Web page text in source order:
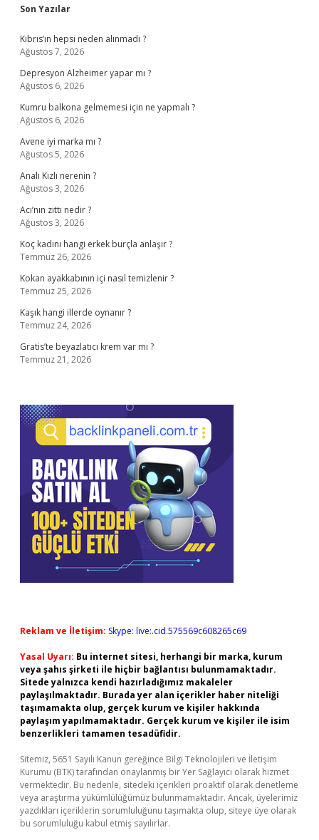
Sidebar
Son Yazılar
Kıbrıs’ın hepsi neden alınmadı ?
Ağustos 7, 2026
Depresyon Alzheimer yapar mı ?
Ağustos 6, 2026
Kumru balkona gelmemesi için ne yapmalı ?
Ağustos 6, 2026
Avene iyi marka mı ?
Ağustos 5, 2026
Analı Kızlı nerenin ?
Ağustos 3, 2026
Acı’nın zıttı nedir ?
Ağustos 3, 2026
Koç kadını hangi erkek burçla anlaşır ?
Temmuz 26, 2026
Kokan ayakkabının içi nasıl temizlenir ?
Temmuz 25, 2026
Kaşık hangi illerde oynanır ?
Temmuz 24, 2026
Gratis’te beyazlatıcı krem var mı ?
Temmuz 21, 2026
Reklam ve İletişim: Skype: live:.cid.575569c608265c69
Yasal Uyarı: Bu internet sitesi, herhangi bir marka, kurum
veya şahıs şirketi ile hiçbir bağlantısı bulunmamaktadır.
Sitede yalnızca kendi hazırladığımız makaleler
paylaşılmaktadır. Burada yer alan içerikler haber niteliği
taşımamakta olup, gerçek kurum ve kişiler hakkında
paylaşım yapılmamaktadır. Gerçek kurum ve kişiler ile isim
benzerlikleri tamamen tesadüfidir.
Sitemiz, 5651 Sayılı Kanun gereğince Bilgi Teknolojileri ve İletişim
Kurumu (BTK) tarafından onaylanmış bir Yer Sağlayıcı olarak hizmet
vermektedir. Bu nedenle, sitedeki içerikleri proaktif olarak denetleme
veya araştırma yükümlülüğümüz bulunmamaktadır. Ancak, üyelerimiz
yazdıkları içeriklerin sorumluluğunu taşımakta olup, siteye üye olarak
bu sorumluluğu kabul etmiş sayılırlar.